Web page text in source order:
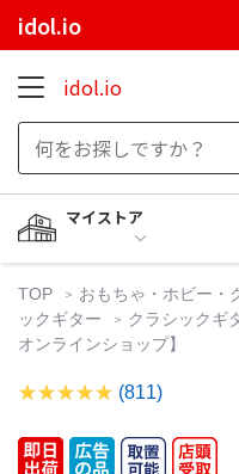
idol.io
idol.io
マイストア
TOP おもちゃ・ホビー・
ックギター
クラシックギ
オンラインショップ】
(811)